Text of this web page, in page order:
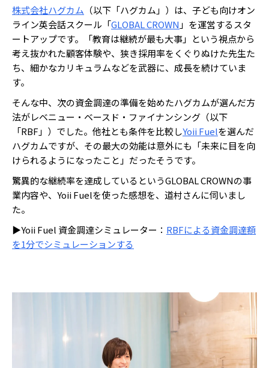
株式会社ハグカム （以下「ハグカム」）は、子ども向けオン
ライン英会話スクール「GLOBAL CROWN 」を運営するスタ
ートアップです。「教育は継続が最も大事」という視点から
考え抜かれた顧客体験や、狭き採用率をくぐりぬけた先生た
ち、細かなカリキュラムなどを武器に、成長を続けていま
す。
そんな中、次の資金調達の準備を始めたハグカムが選んだ方
法がレベニュー・ベースド・ファイナンシング（以下
「RBF」）でした。他社とも条件を比較しYoii Fuelを選んだ
ハグカムですが、その最大の効能は意外にも「未来に目を向
けられるようになったこと」だったそうです。
驚異的な継続率を達成しているというGLOBAL CROWNの事
業内容や、Yoii Fuelを使った感想を、道村さんに伺いまし
た。
▶Yoii Fuel 資金調達シミュレーター： RBFによる資金調達額
を1分でシミュレーションする